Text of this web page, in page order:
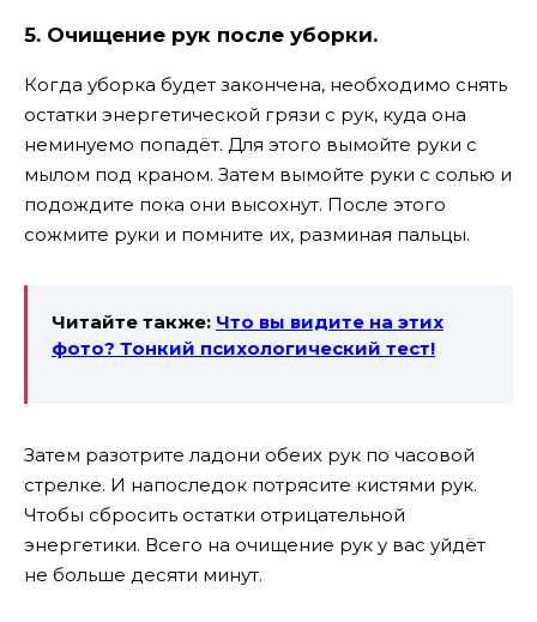
5. Очищение рук после уборки.
Когда уборка будет закончена, необходимо снять
остатки энергетической грязи с рук, куда она
неминуемо попадёт. Для этого вымойте руки с
мылом под краном. Затем вымойте руки с солью и
подождите пока они высохнут. После этого
сожмите руки и помните их, разминая пальцы.
Читайте также: Что вы видите на этих
фото? Тонкий психологический тест!
Затем разотрите ладони обеих рук по часовой
стрелке. И напоследок потрясите кистями рук.
Чтобы сбросить остатки отрицательной
энергетики. Всего на очищение рук у вас уйдёт
не больше десяти минут.